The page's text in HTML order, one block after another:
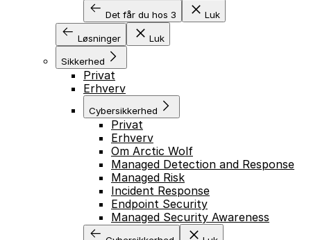
Det får du hos 3 Luk
Løsninger Luk
Sikkerhed
Privat
Erhverv
Cybersikkerhed
Privat
Erhverv
Om Arctic Wolf
Managed Detection and Response
Managed Risk
Incident Response
Endpoint Security
Managed Security Awareness